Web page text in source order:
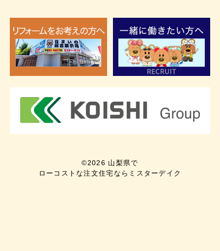
©2026 山梨県で
ローコストな注文住宅ならミスターデイク